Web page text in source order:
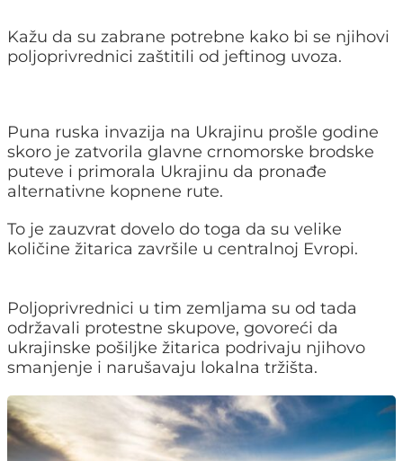
Kažu da su zabrane potrebne kako bi se njihovi
poljoprivrednici zaštitili od jeftinog uvoza.
Puna ruska invazija na Ukrajinu prošle godine
skoro je zatvorila glavne crnomorske brodske
puteve i primorala Ukrajinu da pronađe
alternativne kopnene rute.
To je zauzvrat dovelo do toga da su velike
količine žitarica završile u centralnoj Evropi.
Poljoprivrednici u tim zemljama su od tada
održavali protestne skupove, govoreći da
ukrajinske pošiljke žitarica podrivaju njihovo
smanjenje i narušavaju lokalna tržišta.